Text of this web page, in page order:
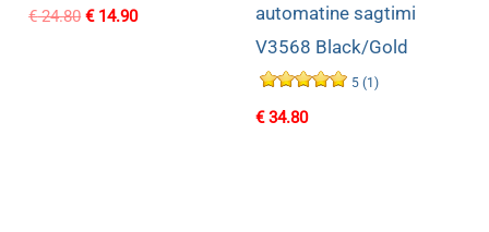
€24.80 Original
€14.90Current
automatine sagtimi
V3568 Black/Gold
5 (1)
€34.80